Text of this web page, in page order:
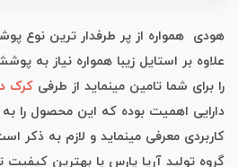
هودی همواره از پر طرفدار ترین نوع
علاوه بر استایل زیبا همواره نیاز به
را برای شما تامین مینماید از طرفی کرک
دارایی اهمیت بوده که این محصول را
کاربردی معرفی مینماید و لازم به
گروه تولید آریا پارس با بهترین